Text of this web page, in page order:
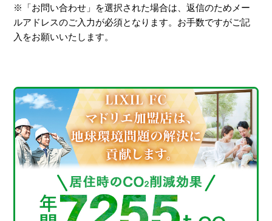
※「お問い合わせ」を選択された場合は、返信のためメー
ルアドレスのご入力が必須となります。お手数ですがご記
入をお願いいたします。